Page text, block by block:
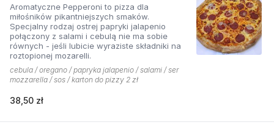
Aromatyczne Pepperoni to pizza dla
miłośników pikantniejszych smaków.
Specjalny rodzaj ostrej papryki jalapenio
połączony z salami i cebulą nie ma sobie
równych - jeśli lubicie wyraziste składniki na
roztopionej mozarelli.
cebula / oregano / papryka jalapenio / salami / ser
mozzarella / sos / karton do pizzy 2 zł
38,50 zł